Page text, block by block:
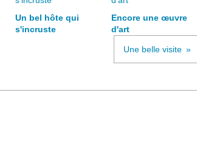
Un bel hôte qui
s'incruste
Encore une œuvre
d'art
Une belle visite